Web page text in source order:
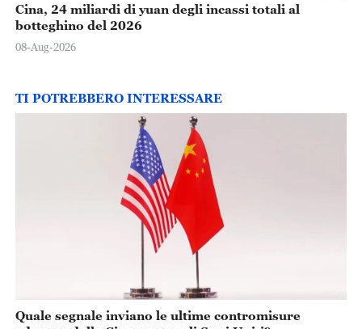
Cina, 24 miliardi di yuan degli incassi totali al
botteghino del 2026
08-Aug-2026
TI POTREBBERO INTERESSARE
Quale segnale inviano le ultime contromisure